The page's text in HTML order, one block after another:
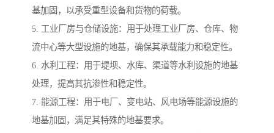
基加固，以承受重型设备和货物的荷载。
5. 工业厂房与仓储设施：用于处理工业厂房、仓库、物
流中心等大型设施的地基，确保其承载能力和稳定性。
6. 水利工程：用于堤坝、水库、渠道等水利设施的地基
处理，提高其抗渗性和稳定性。
7. 能源工程：用于电厂、变电站、风电场等能源设施的
地基加固，满足其特殊的地基要求。